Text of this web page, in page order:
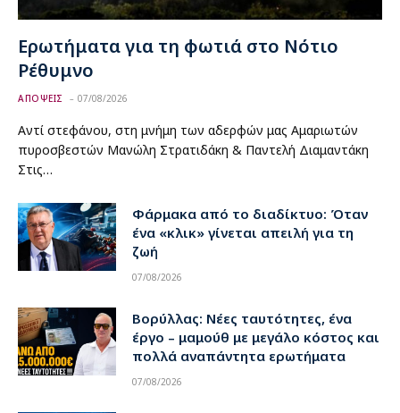
Ερωτήματα για τη φωτιά στο Νότιο
Ρέθυμνο
ΑΠΟΨΕΙΣ 07/08/2026
Αντί στεφάνου, στη μνήμη των αδερφών μας Αμαριωτών
πυροσβεστών Μανώλη Στρατιδάκη & Παντελή Διαμαντάκη
Στις…
Φάρμακα από το διαδίκτυο: Όταν
ένα «κλικ» γίνεται απειλή για τη
ζωή
07/08/2026
Βορύλλας: Νέες ταυτότητες, ένα
έργο – μαμούθ με μεγάλο κόστος και
πολλά αναπάντητα ερωτήματα
07/08/2026